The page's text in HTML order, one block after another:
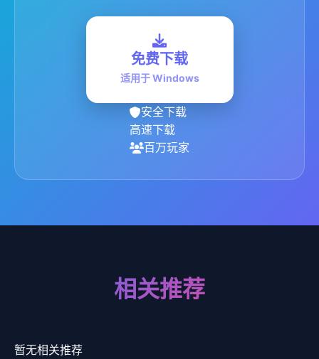
免费下载
适用于 Windows
安全下载
高速下载
百万玩家
相关推荐
暂无相关推荐